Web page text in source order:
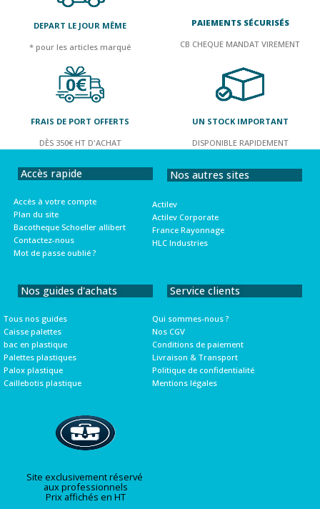
DEPART LE JOUR MÊME
* pour les articles marqué
PAIEMENTS SÉCURISÉS
CB CHEQUE MANDAT VIREMENT
FRAIS DE PORT OFFERTS
DÈS 350€ HT D'ACHAT
UN STOCK IMPORTANT
DISPONIBLE RAPIDEMENT
Accès rapide
Accès à votre compte
Plan du site
Bacotheque Schoeller allibert
Contactez-nous
Mot de passe oublié ?
Nos autres sites
Actilev
Actilev Corporate
France Rayonnage
HLC Industries
Nos guides d'achats
Tous nos guides
Caisse palettes
bac en plastique
Palettes plastiques
Palox plastique
Caillebotis plastique
Service clients
Qui sommes-nous ?
Nos CGV
Conditions de paiement
Livraison & Transport
Politique de confidentialité
Mentions légales
Site exclusivement réservé
aux professionnels
Prix affichés en HT